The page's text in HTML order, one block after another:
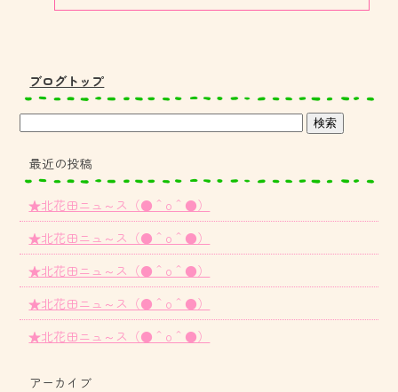
ブログトップ
最近の投稿
★北花田ニュ～ス（●＾o＾●）
★北花田ニュ～ス（●＾o＾●）
★北花田ニュ～ス（●＾o＾●）
★北花田ニュ～ス（●＾o＾●）
★北花田ニュ～ス（●＾o＾●）
アーカイブ